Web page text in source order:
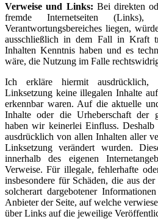
Verweise und Links: Bei direkten
fremde Internetseiten (Links),
Verantwortungsbereiches liegen,
ausschließlich in dem Fall in Kraft
Inhalten Kenntnis haben und es
wäre, die Nutzung im Falle
Ich erkläre hiermit
Linksetzung keine illegalen Inhalte
erkennbar waren. Auf die aktuelle
Inhalte oder die Urheberschaft der
haben wir keinerlei Einfluss.
ausdrücklich von allen Inhalten aller
Linksetzung verändert wurden.
innerhalb des eigenen
Verweise. Für illegale, fehlerhafte
insbesondere für Schäden, die aus
solcherart dargebotener
Anbieter der Seite, auf welche
über Links auf die jeweilige